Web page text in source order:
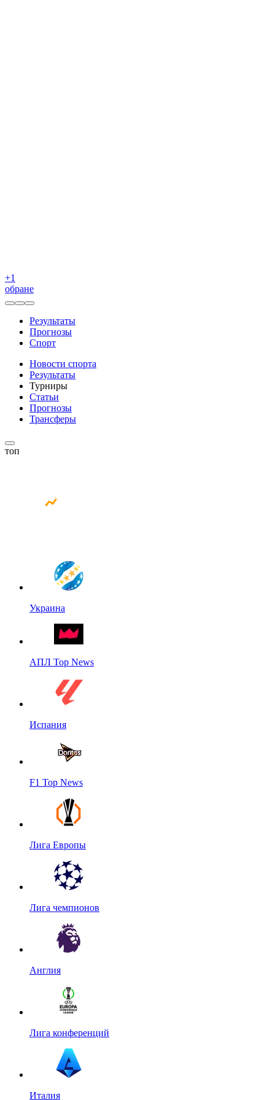
+1
обране
Результаты
Прогнозы
Спорт
Новости спорта
Результаты
Турниры
Статьи
Прогнозы
Трансферы
топ
Украина
АПЛ Top News
Испания
F1 Top News
Лига Европы
Лига чемпионов
Англия
Лига конференций
Италия